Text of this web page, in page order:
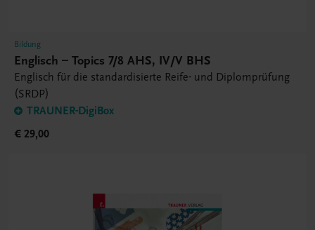
Bildung
Englisch – Topics 7/8 AHS, IV/V BHS
Englisch für die standardisierte Reife- und Diplomprüfung
(SRDP)
TRAUNER-DigiBox
€ 29,00